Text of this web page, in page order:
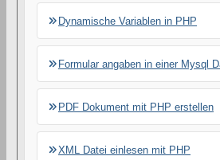
Dynamische Variablen in PHP
Formular angaben in einer Mysql
PDF Dokument mit PHP erstellen
XML Datei einlesen mit PHP